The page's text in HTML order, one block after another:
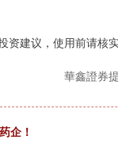
建议，使用前请核实
華鑫證券
企！